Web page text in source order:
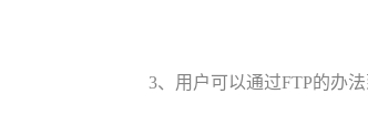
3、用户可以通过FTP的办